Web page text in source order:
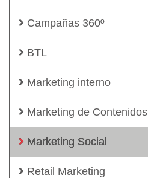
Campañas 360º
BTL
Marketing interno
Marketing de Contenidos
Marketing Social
Retail Marketing